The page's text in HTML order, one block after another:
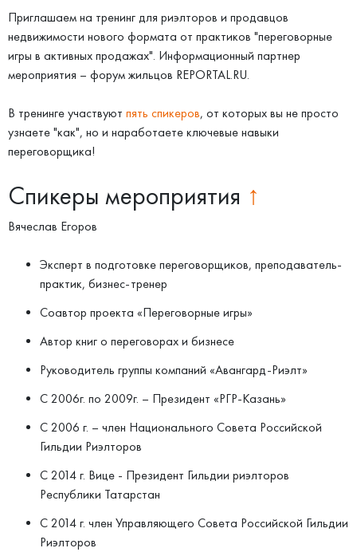
Приглашаем на тренинг для риэлторов и продавцов
недвижимости нового формата от практиков "переговорные
игры в активных продажах". Информационный партнер
мероприятия – форум жильцов REPORTAL.RU.
В тренинге участвуют пять спикеров, от которых вы не просто
узнаете "как", но и наработаете ключевые навыки
переговорщика!
Спикеры мероприятия ↑
Вячеслав Егоров
Эксперт в подготовке переговорщиков, преподаватель-
практик, бизнес-тренер
Соавтор проекта «Переговорные игры»
Автор книг о переговорах и бизнесе
Руководитель группы компаний «Авангард-Риэлт»
С 2006г. по 2009г. – Президент «РГР-Казань»
С 2006 г. – член Национального Совета Российской
Гильдии Риэлторов
С 2014 г. Вице - Президент Гильдии риэлторов
Республики Татарстан
С 2014 г. член Управляющего Совета Российской Гильдии
Риэлторов